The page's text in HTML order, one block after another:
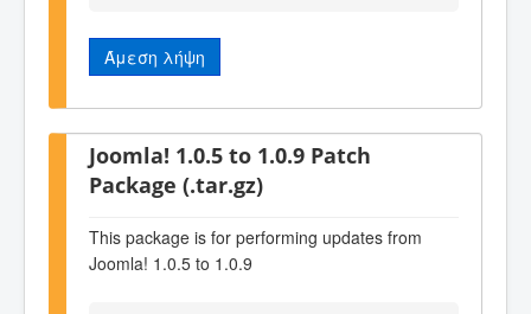
Άμεση λήψη
Joomla! 1.0.5 to 1.0.9 Patch
Package (.tar.gz)
This package is for performing updates from
Joomla! 1.0.5 to 1.0.9